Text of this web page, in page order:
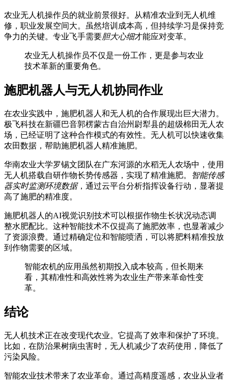
农业无人机操作员的就业前景很好。从精准农业到无人机维
修，职业发展空间大。虽然培训成本高，但持续学习是保持竞
争力的关键。专业飞手需要胆大心细才能应对变革。
农业无人机操作员不仅是一份工作，更是参与农业
技术革新的重要角色。
施肥机器人与无人机协同作业
在农业实践中，施肥机器人和无人机的合作展现出巨大潜力。
极飞科技在新疆巴音郭楞蒙古自治州尉犁县的超级棉田无人农
场，已经证明了这种合作模式的有效性。无人机可以快速收集
农田数据，帮助施肥机器人精准施肥。
华南农业大学罗锡文团队在广东河源的水稻无人农场中，使用
无人机搭载自研作物长势传感器，实现了精准施肥。
智能传感
器实时监测环境数据，通过云平台分析指挥设备行动，显著提
高了施肥的精准度。
施肥机器人的AI视觉识别技术可以根据作物生长状况动态调
整水肥配比。这种智能技术不仅提高了施肥效率，也显著减少
了资源浪费。通过精确定位和智能喷洒，可以将肥料精准投放
到作物需要的区域。
智能农机的应用虽然初期投入成本较高，但长期来
看，其精准性和高效性将为农业生产带来革命性变
革。
结论
无人机技术正在改变现代农业。它提高了效率和保护了环境。
比如，在防治果树病虫害时，无人机减少了农药使用，降低了
污染风险。
智能农业技术带来了农业革命。通过高精度遥感，农业从业者